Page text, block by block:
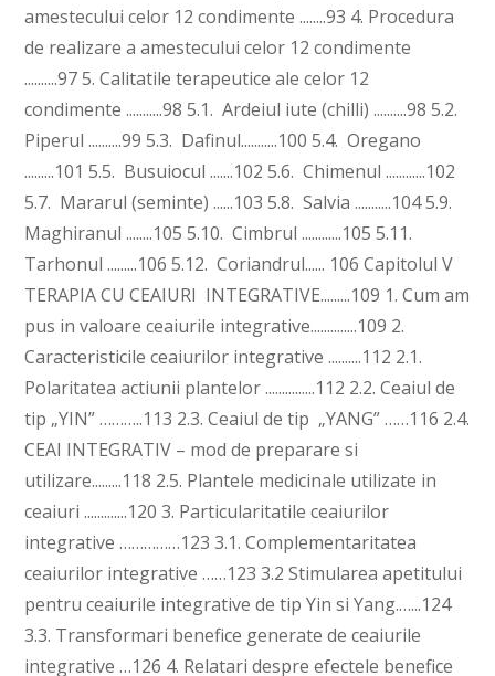
amestecului celor 12 condimente ........93 4. Procedura
de realizare a amestecului celor 12 condimente
..........97 5. Calitatile terapeutice ale celor 12
condimente ...........98 5.1. Ardeiul iute (chilli) ..........98 5.2.
Piperul ..........99 5.3. Dafinul...........100 5.4. Oregano
.........101 5.5. Busuiocul .......102 5.6. Chimenul ............102
5.7. Mararul (seminte) ......103 5.8. Salvia ...........104 5.9.
Maghiranul ........105 5.10. Cimbrul ............105 5.11.
Tarhonul .........106 5.12. Coriandrul...... 106 Capitolul V
TERAPIA CU CEAIURI INTEGRATIVE.........109 1. Cum am
pus in valoare ceaiurile integrative..............109 2.
Caracteristicile ceaiurilor integrative ..........112 2.1.
Polaritatea actiunii plantelor ...............112 2.2. Ceaiul de
tip „YIN” ………..113 2.3. Ceaiul de tip „YANG” ……116 2.4.
CEAI INTEGRATIV – mod de preparare si
utilizare.........118 2.5. Plantele medicinale utilizate in
ceaiuri .............120 3. Particularitatile ceaiurilor
integrative ……………123 3.1. Complementaritatea
ceaiurilor integrative ……123 3.2 Stimularea apetitului
pentru ceaiurile integrative de tip Yin si Yang.…...124
3.3. Transformari benefice generate de ceaiurile
integrative …126 4. Relatari despre efectele benefice